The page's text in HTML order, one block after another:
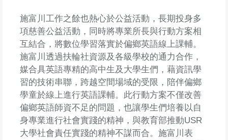
施富川工作之餘也熱心於公益活動，長期投身多
項慈善公益活動，同時將專業所長與行動方案相
互結合，將數位學習落實於偏鄉英語線上課輔。
施富川透過扶輪社資源及各級學校的通力合作，
媒合具英語專精的高中生及大學生們，藉資訊學
習的技術串聯，跨越空間場域的受限，陪伴偏鄉
學童於線上進行英語課輔。此行動方案不僅改善
偏鄉英語師資不足的問題，也讓學生們培養以自
身專業進行社會實踐的精神，與教育部推動USR
大學社會責任實踐的精神不謀而合。施富川表